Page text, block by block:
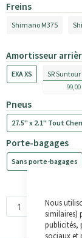
Nous
similaires)
publicités,
sociaux et
Freins
Shimano M375
Amortisseur
EXA XS SR
99,00
Pneus
27.5'' x 2.1'' Tout
Porte-bagages
Sans porte-bagages